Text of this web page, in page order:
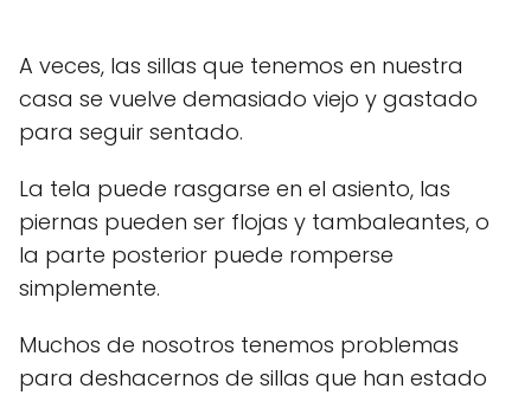
A veces, las sillas que tenemos en nuestra
casa se vuelve demasiado viejo y gastado
para seguir sentado.
La tela puede rasgarse en el asiento, las
piernas pueden ser flojas y tambaleantes, o
la parte posterior puede romperse
simplemente.
Muchos de nosotros tenemos problemas
para deshacernos de sillas que han estado